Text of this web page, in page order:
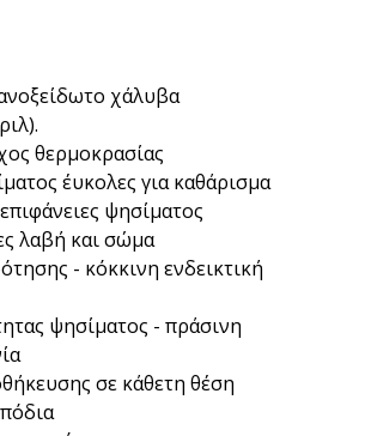
χάλυβα
θερμοκρασίας
έυκολες για καθάρισμα
ψησίματος
λαβή και σώμα
- κόκκινη ενδεικτική
ψησίματος - πράσινη
σε κάθετη θέση